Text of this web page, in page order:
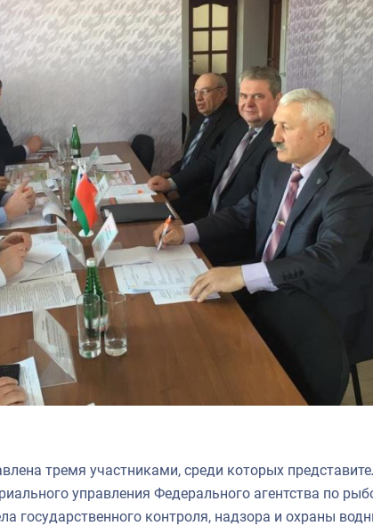
тремя участниками, среди которых
управления Федерального агентства по
государственного контроля, надзора и охраны